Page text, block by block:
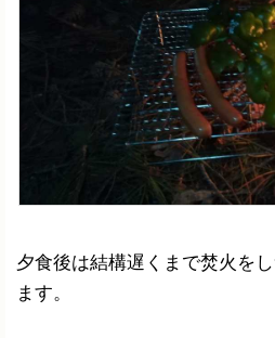
夕食後は結構遅くまで焚火を
ます。